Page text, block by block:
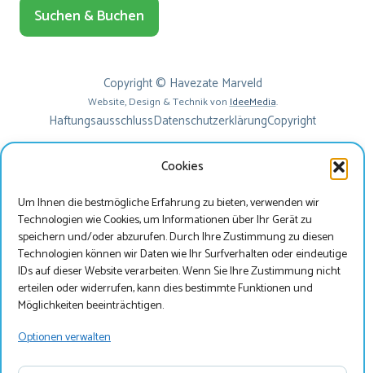
Cookies
Um Ihnen die bestmögliche Erfahrung zu bieten, verwenden wir
Technologien wie Cookies, um Informationen über Ihr Gerät zu
speichern und/oder abzurufen. Durch Ihre Zustimmung zu diesen
Technologien können wir Daten wie Ihr Surfverhalten oder eindeutige
IDs auf dieser Website verarbeiten. Wenn Sie Ihre Zustimmung nicht
erteilen oder widerrufen, kann dies bestimmte Funktionen und
Möglichkeiten beeinträchtigen.
Optionen verwalten
Suchen & Buchen
Copyright © Havezate Marveld
Website, Design & Technik vonIdeeMedia.
HaftungsausschlussDatenschutzerklärungCopyright
Beste bezoeker
onze website bezoeken in het Nederlands?